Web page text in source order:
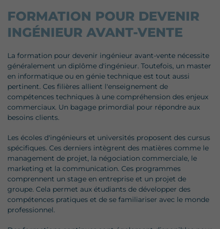
FORMATION POUR DEVENIR
INGÉNIEUR AVANT-VENTE
La formation pour devenir ingénieur avant-vente nécessite
généralement un diplôme d'ingénieur. Toutefois, un master
en informatique ou en génie technique est tout aussi
pertinent. Ces filières allient l'enseignement de
compétences techniques à une compréhension des enjeux
commerciaux. Un bagage primordial pour répondre aux
besoins clients.
Les écoles d'ingénieurs et universités proposent des cursus
spécifiques. Ces derniers intègrent des matières comme le
management de projet, la négociation commerciale, le
marketing et la communication. Ces programmes
comprennent un stage en entreprise et un projet de
groupe. Cela permet aux étudiants de développer des
compétences pratiques et de se familiariser avec le monde
professionnel.